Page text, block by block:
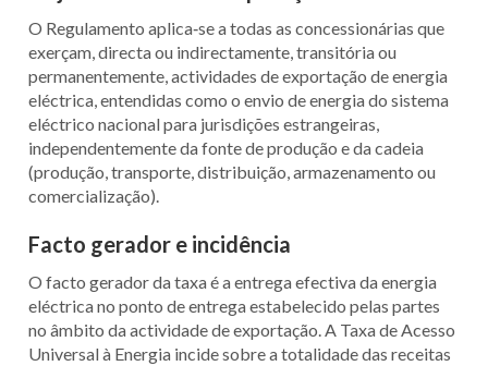
O Regulamento aplica‑se a todas as concessionárias que
exerçam, directa ou indirectamente, transitória ou
permanentemente, actividades de exportação de energia
eléctrica, entendidas como o envio de energia do sistema
eléctrico nacional para jurisdições estrangeiras,
independentemente da fonte de produção e da cadeia
(produção, transporte, distribuição, armazenamento ou
comercialização).
Facto gerador e incidência
O facto gerador da taxa é a entrega efectiva da energia
eléctrica no ponto de entrega estabelecido pelas partes
no âmbito da actividade de exportação. A Taxa de Acesso
Universal à Energia incide sobre a totalidade das receitas